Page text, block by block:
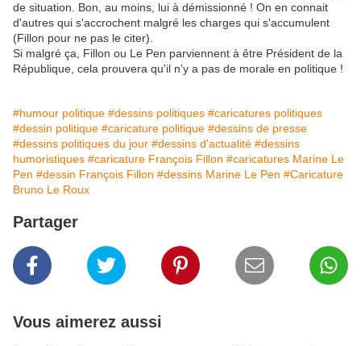
de situation. Bon, au moins, lui à démissionné ! On en connait
d'autres qui s'accrochent malgré les charges qui s'accumulent
(Fillon pour ne pas le citer).
Si malgré ça, Fillon ou Le Pen parviennent à être Président de la
République, cela prouvera qu'il n'y a pas de morale en politique !
#humour politique #dessins politiques #caricatures politiques
#dessin politique #caricature politique #dessins de presse
#dessins politiques du jour #dessins d'actualité #dessins
humoristiques #caricature François Fillon #caricatures Marine Le
Pen #dessin François Fillon #dessins Marine Le Pen #Caricature
Bruno Le Roux
Partager
Vous aimerez aussi